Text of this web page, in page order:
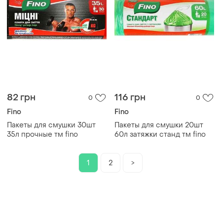
82 грн 0
Fino
Пакеты для смушки 30шт
35л прочные тм fino
116 грн 0
Fino
Пакеты для смушки 20шт
60л затяжки станд тм fino
1 2 >